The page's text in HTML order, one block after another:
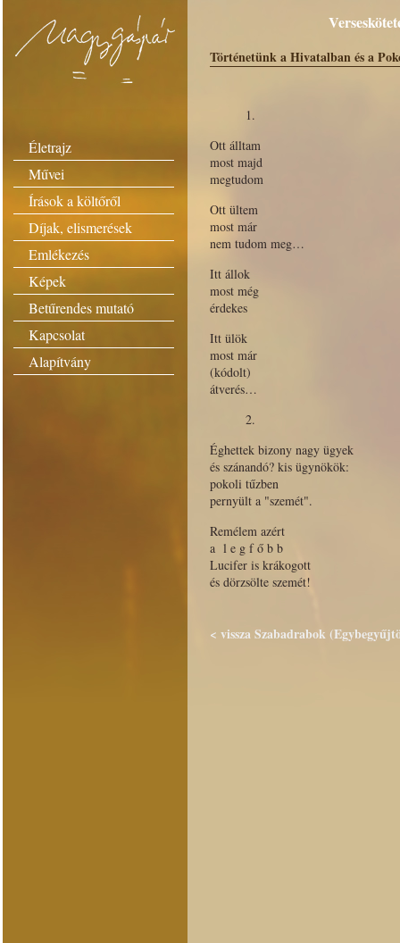
Életrajz
Művei
Írások a költőről
Díjak, elismerések
Emlékezés
Képek
Betűrendes mutató
Kapcsolat
Alapítvány
Történetünk a Hivatalban és a
1.
Ott álltam
most majd
megtudom
Ott ültem
most már
nem tudom meg…
Itt állok
most még
érdekes
Itt ülök
most már
(kódolt)
átverés…
2.
Éghettek bizony nagy ügyek
és szánandó? kis ügynökök:
pokoli tűzben
pernyült a "szemét".
Remélem azért
a l e g f ő b b
Lucifer is krákogott
és dörzsölte szemét!
< vissza Szabadrabok